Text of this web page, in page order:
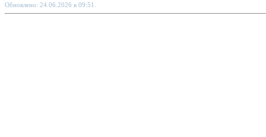
Обновлено: 24.06.2026 в 09:51.